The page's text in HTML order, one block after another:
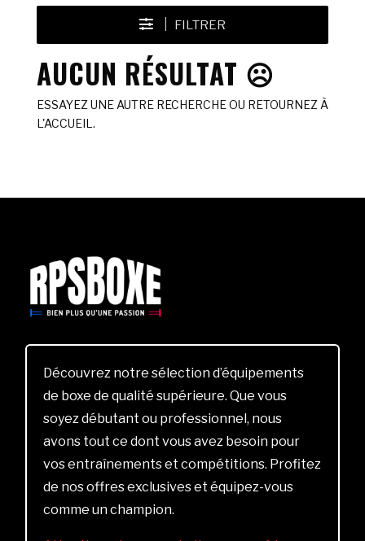
FILTRER
AUCUN RÉSULTAT ☹️
ESSAYEZ UNE AUTRE RECHERCHE OU RETOURNEZ À
L'ACCUEIL.
Découvrez notre sélection d’équipements
de boxe de qualité supérieure. Que vous
soyez débutant ou professionnel, nous
avons tout ce dont vous avez besoin pour
vos entraînements et compétitions. Profitez
de nos offres exclusives et équipez-vous
comme un champion.